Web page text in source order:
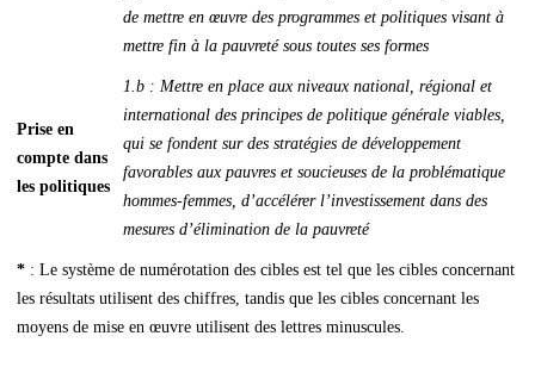
de mettre en œuvre des programmes et politiques visant à
mettre fin à la pauvreté sous toutes ses formes
Prise en
compte dans
les politiques
1.b : Mettre en place aux niveaux national, régional et
international des principes de politique générale viables,
qui se fondent sur des stratégies de développement
favorables aux pauvres et soucieuses de la problématique
hommes-femmes, d’accélérer l’investissement dans des
mesures d’élimination de la pauvreté
* : Le système de numérotation des cibles est tel que les cibles concernant
les résultats utilisent des chiffres, tandis que les cibles concernant les
moyens de mise en œuvre utilisent des lettres minuscules.